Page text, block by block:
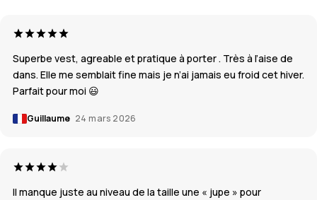
Superbe vest, agreable et pratique à porter . Très à l’aise de
dans. Elle me semblait fine mais je n’ai jamais eu froid cet hiver.
Parfait pour moi 😃
Guillaume 24 mars 2026
Il manque juste au niveau de la taille une « jupe » pour